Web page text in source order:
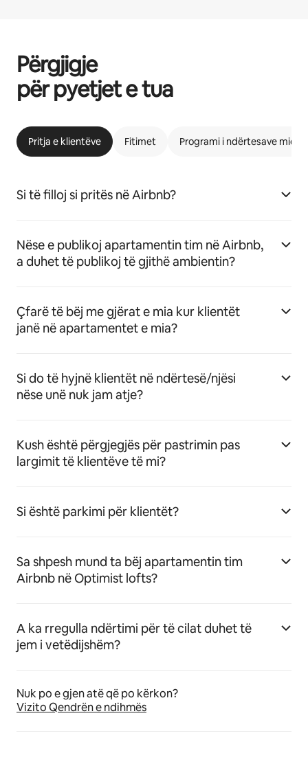
Përgjigje
për pyetjet e tua
Pritja e klientëve Fitimet Programi i ndërtesave
Si të filloj si pritës në Airbnb?
Nëse e publikoj apartamentin tim në Airbnb,
a duhet të publikoj të gjithë ambientin?
Çfarë të bëj me gjërat e mia kur klientët
janë në apartamentet e mia?
Si do të hyjnë klientët në ndërtesë/njësi
nëse unë nuk jam atje?
Kush është përgjegjës për pastrimin pas
largimit të klientëve të mi?
Si është parkimi për klientët?
Sa shpesh mund ta bëj apartamentin tim
Airbnb në Optimist lofts?
A ka rregulla ndërtimi për të cilat duhet të
jem i vetëdijshëm?
Nuk po e gjen atë që po kërkon?
Vizito Qendrën e ndihmës